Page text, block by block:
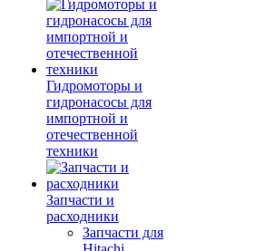
Гидромоторы и
гидронасосы для
импортной и
отечественной
техники
Запчасти и
расходники
Запчасти для